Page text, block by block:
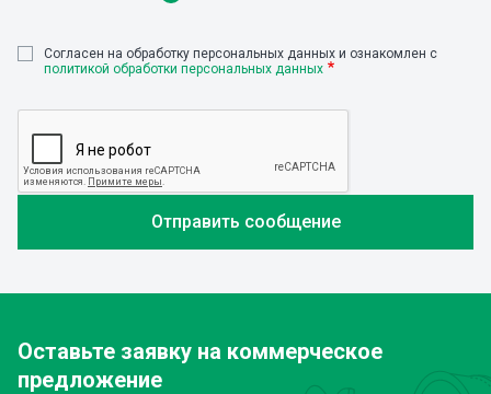
Cогласен на обработку персональных данных и ознакомлен с
политикой обработки персональных данных
Оставьте заявку на коммерческое
предложение